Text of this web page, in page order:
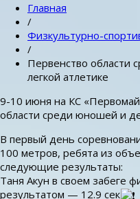
Главная
/
Физкультурно-
/
Первенство области
легкой атлетике
9-10 июня на КС
области среди юношей и
В первый день
100 метров, ребята из
следующие результаты:
Таня Акун в своем забеге
результатом — 12.9 сек